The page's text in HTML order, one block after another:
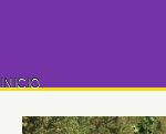
INICIO